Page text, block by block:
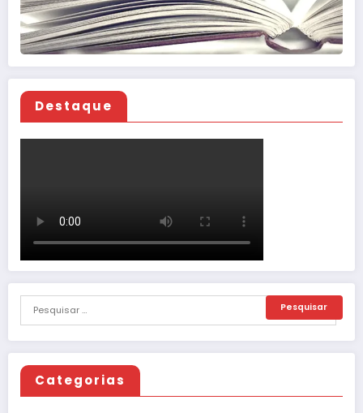
Destaque
Categorias